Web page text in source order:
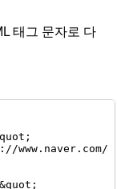
태그 문자로 다